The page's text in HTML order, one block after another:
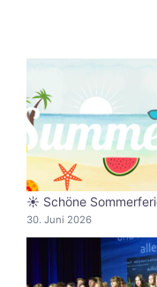
☀️ Schöne
30. Juni 2026